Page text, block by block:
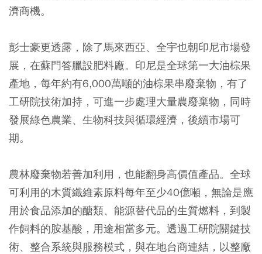
濟商機。
彭士豪更透露，除了馬來西亞、全宇也朝印尼市場發
展，在蘇門答臘設肥料廠。印尼是全球第一大油棕果
產地，每年約有6,000萬噸的油棕果串廢棄物，有了
工研院技術加持，可進一步處理大量農廢棄物，同時
發展綠色農業、生物科技與循環經濟，後續市場可
期。
農林廢棄物若善加利用，也能翻身高價值產品。全球
可利用的木質纖維素原料每年至少40億噸，無論是應
用於食品添加的醣類、能源替代品的生質燃料，到製
作飼料的胺基酸，用途相當多元。透過工研院關鍵技
術、整合系統與服務模式，與在地台商連結，以整廠